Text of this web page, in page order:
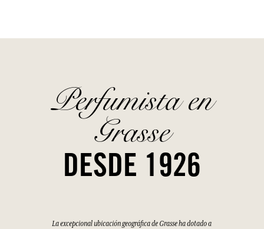
Perfumista en
Grasse
DESDE 1926
La excepcional ubicación geográfica de Grasse ha dotado a